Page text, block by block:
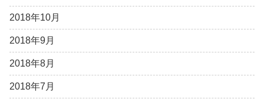
2018年10月
2018年9月
2018年8月
2018年7月